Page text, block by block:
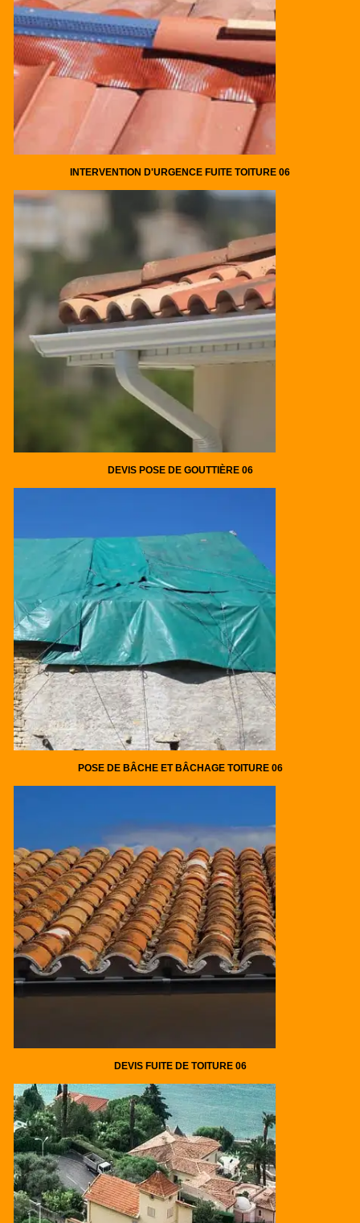
INTERVENTION D'URGENCE FUITE TOITURE 06
DEVIS POSE DE GOUTTIÈRE 06
POSE DE BÂCHE ET BÂCHAGE TOITURE 06
DEVIS FUITE DE TOITURE 06